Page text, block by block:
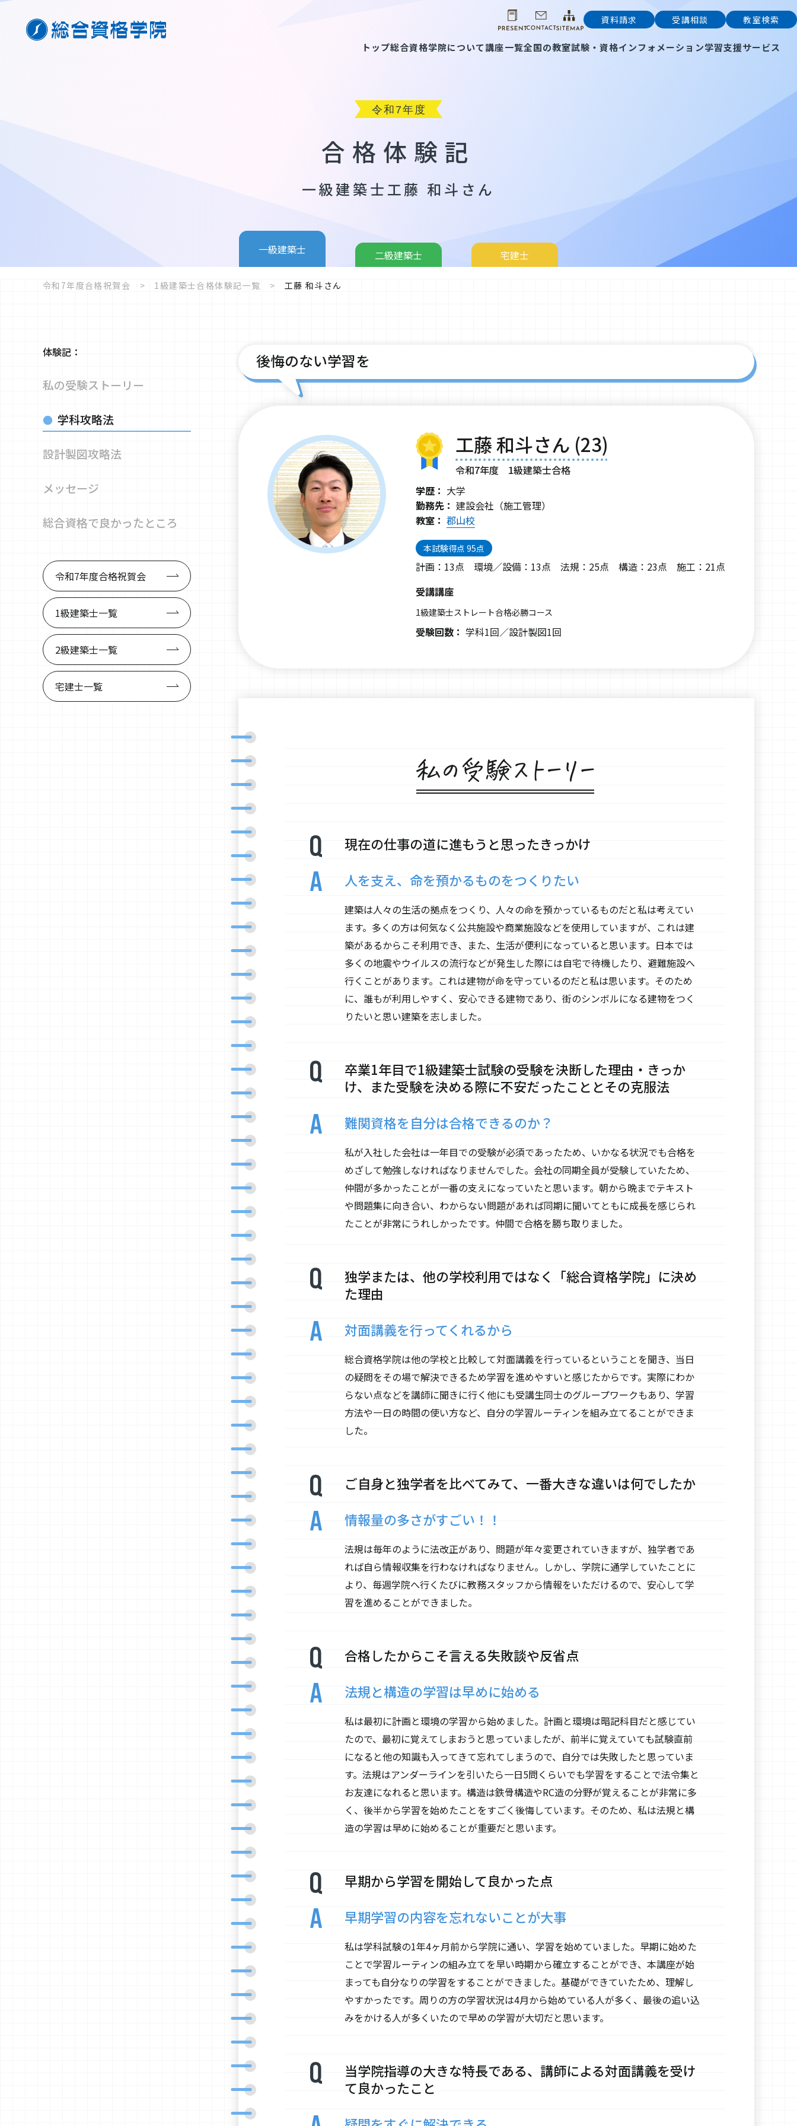
トップ総合資格学院について講座一覧全国の教室試験・資格インフォメーション学習支援サービス
資料請求 受講相談 教室検索
合格体験記
一級建築士 工藤 和斗さん
一級建築士 二級建築士 宅建士
令和7年度合格祝賀会 1級建築士合格体験記一覧 工藤 和斗さん
後悔のない学習を
工藤 和斗さん (23)
令和7年度 1級建築士合格
学歴： 大学
勤務先： 建設会社（施工管理）
教室： 郡山校
本試験得点 95点
計画：13点 環境／設備：13点 法規：25点 構造：23点 施工：21点
受講講座
1級建築士ストレート合格必勝コース
受験回数： 学科1回／設計製図1回
現在の仕事の道に進もうと思ったきっかけ
人を支え、命を預かるものをつくりたい
建築は人々の生活の拠点をつくり、人々の命を預かっているものだと私は考えてい
ます。多くの方は何気なく公共施設や商業施設などを使用していますが、これは建
築があるからこそ利用でき、また、生活が便利になっていると思います。日本では
多くの地震やウイルスの流行などが発生した際には自宅で待機したり、避難施設へ
行くことがあります。これは建物が命を守っているのだと私は思います。そのため
に、誰もが利用しやすく、安心できる建物であり、街のシンボルになる建物をつく
りたいと思い建築を志しました。
卒業1年目で1級建築士試験の受験を決断した理由・きっか
け、また受験を決める際に不安だったこととその克服法
難関資格を自分は合格できるのか？
私が入社した会社は一年目での受験が必須であったため、いかなる状況でも合格を
めざして勉強しなければなりませんでした。会社の同期全員が受験していたため、
仲間が多かったことが一番の支えになっていたと思います。朝から晩までテキスト
や問題集に向き合い、わからない問題があれば同期に聞いてともに成長を感じられ
たことが非常にうれしかったです。仲間で合格を勝ち取りました。
独学または、他の学校利用ではなく「総合資格学院」に決め
た理由
対面講義を行ってくれるから
総合資格学院は他の学校と比較して対面講義を行っているということを聞き、当日
の疑問をその場で解決できるため学習を進めやすいと感じたからです。実際にわか
らない点などを講師に聞きに行く他にも受講生同士のグループワークもあり、学習
方法や一日の時間の使い方など、自分の学習ルーティンを組み立てることができま
した。
ご自身と独学者を比べてみて、一番大きな違いは何でしたか
情報量の多さがすごい！！
法規は毎年のように法改正があり、問題が年々変更されていきますが、独学者であ
れば自ら情報収集を行わなければなりません。しかし、学院に通学していたことに
より、毎週学院へ行くたびに教務スタッフから情報をいただけるので、安心して学
習を進めることができました。
合格したからこそ言える失敗談や反省点
法規と構造の学習は早めに始める
私は最初に計画と環境の学習から始めました。計画と環境は暗記科目だと感じてい
たので、最初に覚えてしまおうと思っていましたが、前半に覚えていても試験直前
になると他の知識も入ってきて忘れてしまうので、自分では失敗したと思っていま
す。法規はアンダーラインを引いたら一日5問くらいでも学習をすることで法令集と
お友達になれると思います。構造は鉄骨構造やRC造の分野が覚えることが非常に多
く、後半から学習を始めたことをすごく後悔しています。そのため、私は法規と構
造の学習は早めに始めることが重要だと思います。
早期から学習を開始して良かった点
早期学習の内容を忘れないことが大事
私は学科試験の1年4ヶ月前から学院に通い、学習を始めていました。早期に始めた
ことで学習ルーティンの組み立てを早い時期から確立することができ、本講座が始
まっても自分なりの学習をすることができました。基礎ができていたため、理解し
やすかったです。周りの方の学習状況は4月から始めている人が多く、最後の追い込
みをかける人が多くいたので早めの学習が大切だと思います。
当学院指導の大きな特長である、講師による対面講義を受け
て良かったこと
体験記：
私の受験ストーリー
学科攻略法
設計製図攻略法
メッセージ
総合資格で良かったところ
令和7年度合格祝賀会
1級建築士一覧
2級建築士一覧
宅建士一覧